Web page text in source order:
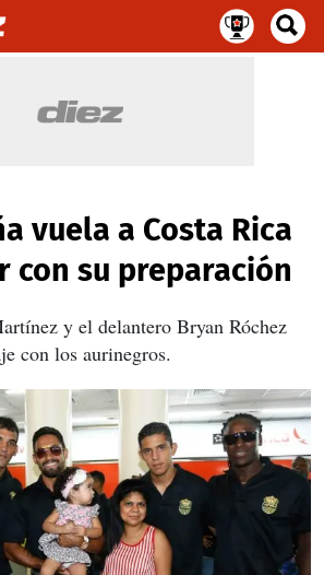
vuela a Costa Rica
con su preparación
y el delantero Bryan Róchez
con los aurinegros.